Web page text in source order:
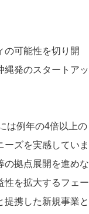
の可能性を切り開
縄発のスタートアッ
は例年の4倍以上の
ズを実感していま
の拠点展開を進めな
性を拡大するフェー
提携した新規事業と